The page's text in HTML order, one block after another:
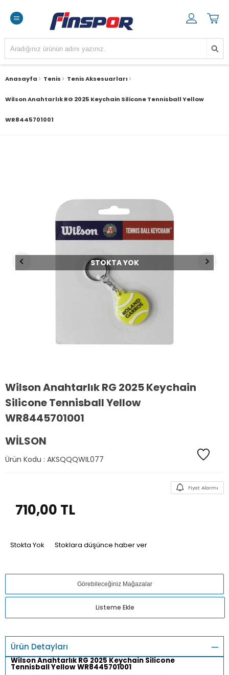
Anasayfa Tenis Tenis Aksesuarları
Wilson Anahtarlık RG 2025 Keychain Silicone Tennisball Yellow
WR8445701001
STOKTA YOK
Wilson Anahtarlık RG 2025 Keychain
Silicone Tennisball Yellow
WR8445701001
WILSON
Ürün Kodu : AKSQQQWIL077
Fiyat Alarmı
710,00 TL
Stokta Yok Stoklara düşünce haber ver
Görebileceğiniz Mağazalar
Listeme Ekle
Ürün Detayları
Wilson Anahtarlık RG 2025 Keychain Silicone
Tennisball Yellow WR8445701001